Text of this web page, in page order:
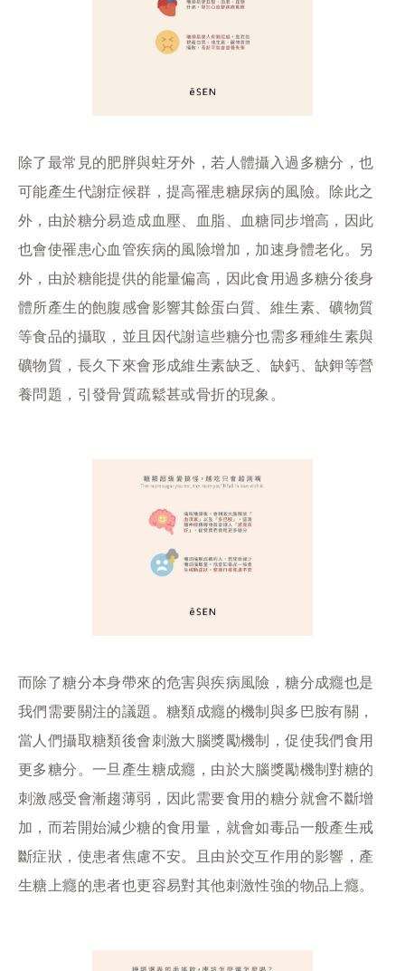
除了最常見的肥胖與蛀牙外，若人體攝入過多糖分，也
可能產生代謝症候群，提高罹患糖尿病的風險。除此之
外，由於糖分易造成血壓、血脂、血糖同步增高，因此
也會使罹患心血管疾病的風險增加，加速身體老化。另
外，由於糖能提供的能量偏高，因此食用過多糖分後身
體所產生的飽腹感會影響其餘蛋白質、維生素、礦物質
等食品的攝取，並且因代謝這些糖分也需多種維生素與
礦物質，長久下來會形成維生素缺乏、缺鈣、缺鉀等營
養問題，引發骨質疏鬆甚或骨折的現象。
而除了糖分本身帶來的危害與疾病風險，糖分成癮也是
我們需要關注的議題。糖類成癮的機制與多巴胺有關，
當人們攝取糖類後會刺激大腦獎勵機制，促使我們食用
更多糖分。一旦產生糖成癮，由於大腦獎勵機制對糖的
刺激感受會漸趨薄弱，因此需要食用的糖分就會不斷增
加，而若開始減少糖的食用量，就會如毒品一般產生戒
斷症狀，使患者焦慮不安。且由於交互作用的影響，產
生糖上癮的患者也更容易對其他刺激性強的物品上癮。